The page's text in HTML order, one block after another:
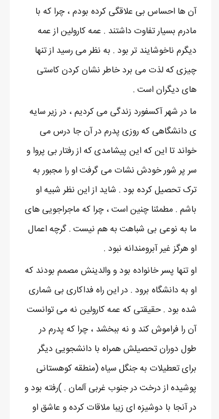
آن ها احساس بی علاقگی کرده بودم ، چرا که با
مادرم بسیار تفاوت داشتند . عمه کارولین از عمه
دیگرم ناخوشایند تر بود . به نظر می رسید از تنها
چیزی که لذت می برد خاطر نشان کردن کاستی
های دیگران است .
ما در شهر آکسفورد زندگی می کردیم ، در زیر سایه
ی دانشگاهی که روزی پدرم در آن جا درس می
خواند تا این که این پیشامدی که از رفتار بی پروا و
سر پر شور خودش نشات می گرفت او را مجبور به
ترک تحصیل کرده بود . شاید از این نظر شبیه او
باشم . مطمئنا چنین است ، چرا که ماجراجویی های
ما به نوعی بی شباهت به هم نیست . گرچه اعمال
او هرگز غیر آبرومندانه نبود .
او تنها پسر خانواده بود و والدینش مصمم بودند که
او به دانشگاه برود . در این راه فداکاری بی شماری
شده بود . حقیقتی که عمه کارولین نه می توانست
آن را فراموش کند و نه ببخشد ، چرا که پدرم در
طول دوران تحصیلش همراه با دانشجویی دیگر
برای تعطیلات به جنگل سیاه (منطقه کوهستانی
پوشیده از درخت در جنوب غربی آلمان . )رفته بود و
در آنجا با دوشیزه ای زیبا ملاقات کرده و عاشق او